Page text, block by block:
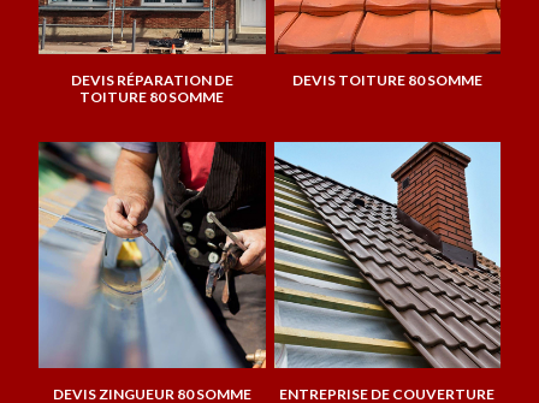
DEVIS RÉPARATION DE
TOITURE 80 SOMME
DEVIS TOITURE 80 SOMME
DEVIS ZINGUEUR 80 SOMME
ENTREPRISE DE COUVERTURE